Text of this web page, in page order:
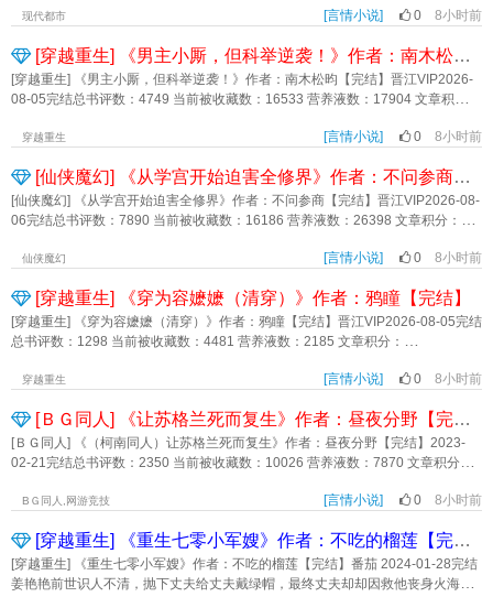
什么要恐惧他，为什么没有人理解他，没有人懂那些年他流下的泪与血？] [他
难得捧出了真心，烂人真心多么好品却没有人相信...] [被误解被畏惧被当成没
有心的怪物，这就是TOP1的宿命吗？] —————— 【重点PS】
1，女扮男装，男马甲 2，真假混刀美强惨 3，漫画视角不掉马，魔神身
份不掉马，土著视角铃铃永远最强 4，非大女主爽文 5，漫画BE，小说
HE 6，正文完结前防盗60%，完结后防盗80% 7，漫画主角是女主哥
哥，兄妹感情很好，本文大篇幅写兄妹对手戏，剧情弱于兄妹亲情。 8，本文
是作者试图练习故事加感情（亲情）的产物，不是爽文，和完结同类型文《人气
角色扮演中》侧重点不同，不是bking爽文。 9，漫画不是热血少年漫，不是
群像，重点集中在女主和哥哥身上。 10，哥哥会知道妹妹为了他付出了很
多。什么事都没有妹妹重要。 作者技术不佳，不能做到符合所有人的胃
口 如果感到不适，还请及时止损，好文千千万，不差这一本 谢绝写作指
专栏完结文《人气角色扮演中》 同类型马甲文专栏完结《这个直播我承包
了》 内容标签： 乔装改扮 异能 系统 女扮男装 马甲文 论坛体 主角视角游
凌配角碧玺游朔 其它：马甲文，漫画论坛，女扮男装 一句话简介：从假
最强到真最强 立意：我们都在用力活着2026.08.08全本软校━━X；《都说了
别把漫画当真！》作者：白昼粥白
穿越 奶爸《零零后直播带娃：爹咋哭的比娃响》作者：吃席不交份子钱
慌乱地低下头，心下重重一跳——丈夫的上司，竟有着跟梦里男人一样的脸。*商
行动，净做些下作、粗俗的事，还说些下流的话。更折磨人的是，没有一个梦能
做到彻底，给予他解脱。因为欲求不满，商时序脑海里全是一些不可言说的念
头。这让他深深怀疑自己到底是不是一个人渣。直到看见下属身边那个成熟丰腴
类。*不择手段无道德男主x胆怯软弱老实人女主*女主没出轨，假结婚，没领证，
文。*写作到现在仍有很多不成熟的地方，读者评价随意，写作指导也可以随便
发，我会自己仔细考虑选择听取还是不听取，不听取也不代表建议不对，只是我
个人认为不适配这篇文或者没看到，所以评论不用太小心翼翼，好评差评都接
于读者，无需在意我，读者之间别吵架就好，吵架很浪费精力。但是某些方面的
建议，比如剧情拖沓之类，不是俺不听，实在是能力局限问题，可能需要写完之
后全局复盘才可以知道哪里出错。不过作者小心脏比较脆弱，以及想不明白的时
候会选择先闷头写，所以评论区间隔性才看一下。内容标签： 都市 天作之合 异
能主角视角玉商一句话简介：梦里见立意：爱是婚姻的永恒基础《被上司觊觎的
妻子》作者：春浮九枝
屣的人。2、如日中天的父亲突然倒下，留下庞大事业，梁轸紧急回国，接管家
容标签： 强强 都市 情有独钟 现实主角视角宋峤梁轸一句话简介：爱你是我不该
立意：反抗权威，挣脱束缚《逆流》作者：唯酒
现代都市 [言情小说] 0 8小时前
[穿越重生] 《男主小厮，但科举逆袭！》作者：南木松昀【完结】
[穿越重生] 《男主小厮，但科举逆袭！》作者：南木松昀【完结】晋江VIP2026-
08-05完结总书评数：4749 当前被收藏数：16533 营养液数：17904 文章积分：
因为卷入妻妾斗争，被算计的断腿离府，冻死街头！叶景和默默裹紧小被子，表
中夫人十分和善，叶景和慢慢吃的饱，穿的暖，府中老爷十分宽容，叶景和坐上
了科举的顺风车……于是，叶景和一路逆袭，登上了常人都不敢想的高位！叶景
和：说来你可能不信，其实一开始我只想苟着！*青州裴家，曾经在朝中子弟遍
府突然挂上红绸，鞭炮声噼里啪啦响了一整天，外乡人捂着耳朵大声问：“这是多
这才哪到哪儿，前几年那位连中三元的文曲星，也落在了裴府！那场面！那气
势！高兴的裴府放了三天三夜的炮！这下子，裴家又要起势喽！”小剧场：裴渡：
兄长，菜菜，捞捞！叶景和（深吸一口气）：还捞？再捞我坐龙椅上得了！皇帝
角叶景和（长风）郑相宜其它：科举/穿书/成长/逆袭一句话简介：以奴仆之身登
古代篇”优秀作品《男主小厮，但科举逆袭！》作者：南木松昀
穿越重生 [言情小说] 0 8小时前
[仙侠魔幻] 《从学宫开始迫害全修界》作者：不问参商【完结】
[仙侠魔幻] 《从学宫开始迫害全修界》作者：不问参商【完结】晋江VIP2026-08-
06完结总书评数：7890 当前被收藏数：16186 营养液数：26398 文章积分：
势一举解决学宫三十九位弟子，一战成名。 就此，成立近百年的千秋学宫迎
入。 一众知名不具受害人：虽然她性格缺德，但长相极具欺骗性，而且真的
很强啊！ 等到明烛离开千秋学宫那一日，学宫上下挥手欢送，感动得热泪盈
眶。 正为摆脱了个大麻烦庆幸的长老们还没有意识到，他们究竟放出了怎样
的怪物，企图祸乱九州。 明烛离开千秋学宫的第三年，卑鄙无耻的盗匪在北
踞北方，令诸侯束手无策。 明烛离开千秋学宫的第十三年，罗网的触角遍布
三海十四州，北地的天外天成为无数修士向往的修行圣地。 明烛离开千秋学
宫的第十七年，天外天主人孤身入九州，斩大夏圣者于牧野。 各方势力于是
烛：还挺怀念你们以前的桀骜不驯。 ps 1.升级流，微群像，女主是个天
意外是个爽文 3.男主褚无咎 内容标签： 仙侠修真 爽文 升级流 群像
主角视角明烛褚无咎 一句话简介：生命不息，作死不止 立意：积极进
取，务实求真 征文活动优秀作品奖章2026年度古代组主题征文“问道”优秀作
仙侠魔幻 [言情小说] 0 8小时前
[穿越重生] 《穿为容嬷嬷（清穿）》作者：鸦瞳【完结】
[穿越重生] 《穿为容嬷嬷（清穿）》作者：鸦瞳【完结】晋江VIP2026-08-05完结
总书评数：1298 当前被收藏数：4481 营养液数：2185 文章积分：
六，小选入宫，分派到宝亲王弘历的乾西二所当差，做个屋下的使唤丫头，日常
喝，例赏就更是跟她没关系了。想要过得好一些，她就得往上爬。如今已是雍正
十一年，再过两年，皇帝的位置就该轮到乾隆坐了。所谓背靠大树好乘凉，容意
为自己寻了个好老板——宝亲王福晋富察氏。一开始，是小阿哥永琏噎了食，容
针，还能做各种稀奇古怪孩子们却喜爱的吃食玩具，便提拔到身边做个上差；此
春宫掌事姑姑，最后成为万人景仰的容嬷嬷。皇太子永琏：容嬷嬷，今日不扎
针，还能吃脆皮鸡吗（乖巧）永琮：哥哥吃我也要吃！（流口水）和敬：就知道
吃。以后，和敬出了宫造大宅子，给嬷嬷养老！容意：好好好，想退休了QAQ内
穿越重生 [言情小说] 0 8小时前
[ＢＧ同人] 《让苏格兰死而复生》作者：昼夜分野【完结】
[ＢＧ同人] 《（柯南同人）让苏格兰死而复生》作者：昼夜分野【完结】2023-
02-21完结总书评数：2350 当前被收藏数：10026 营养液数：7870 文章积分：
师”，抱着葡萄干小口地咬，说一些乱七八糟的话。 醒来的时候，他失神了很
穿透的心脏又重新跳动起来了？ 就像那只心甘情愿给自己系上红绳结的野猫
一样，他在等着说好的小鱼干。 * 一份苏格兰死得凉透了再踹便当的典型
案例。 cp景光 女主：人狠话不多，蔫着坏的可爱大魔王 别人都是高
BＧ同人,网游竞技 [言情小说] 0 8小时前
[穿越重生] 《重生七零小军嫂》作者：不吃的榴莲【完结】
[穿越重生] 《重生七零小军嫂》作者：不吃的榴莲【完结】番茄 2024-01-28完结
姜艳艳前世识人不清，抛下丈夫给丈夫戴绿帽，最终丈夫却却因救他丧身火海。